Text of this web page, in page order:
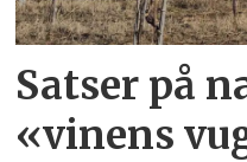
Satser på
«vinens